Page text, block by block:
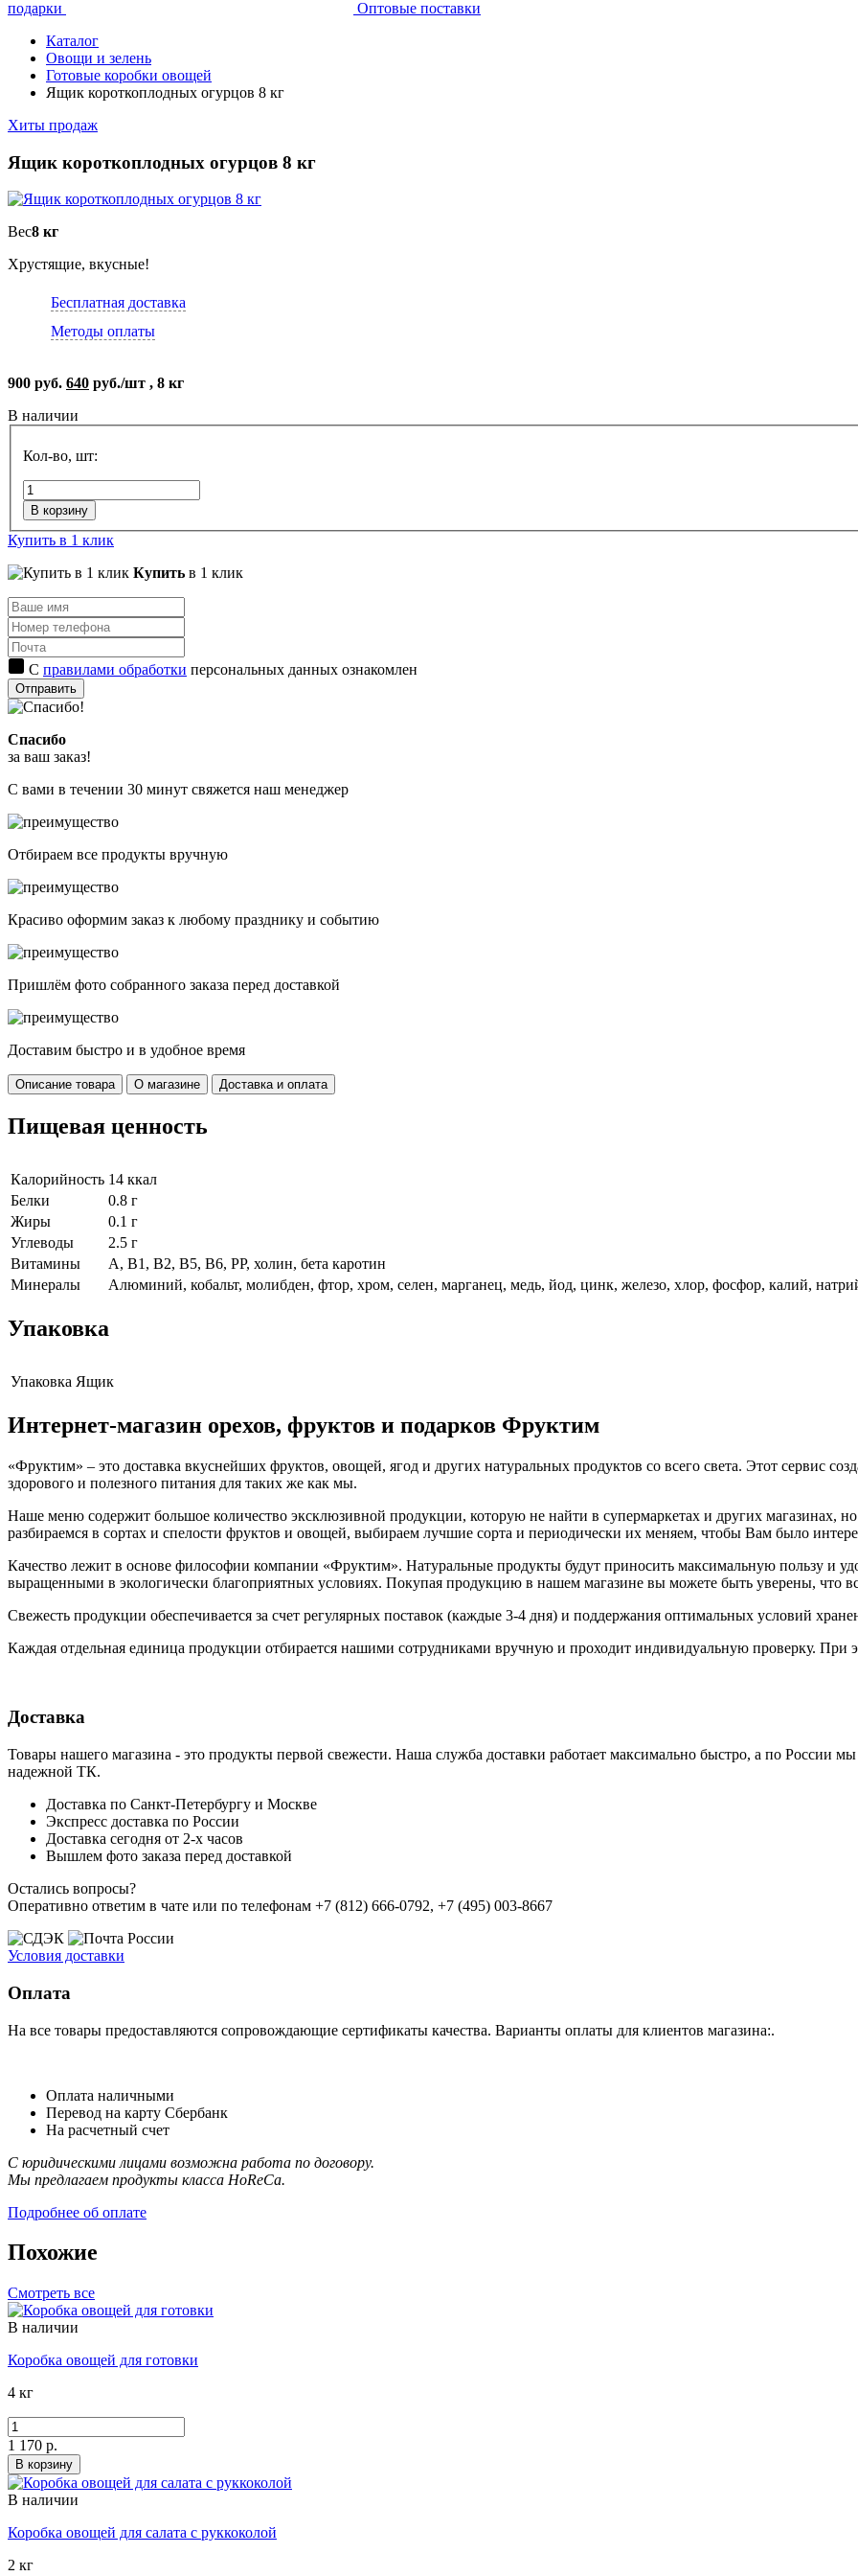
подарки
Оптовые поставки
Каталог
Овощи и зелень
Готовые коробки овощей
Ящик короткоплодных огурцов 8 кг
Хиты продаж
Ящик короткоплодных огурцов 8 кг
Вес8 кг
Хрустящие, вкусные!
Бесплатная доставка
Методы оплаты
900 руб. 640 руб./шт , 8 кг
В наличии
Кол-во, шт:
В корзину
Купить в 1 клик
Купить в 1 клик
С правилами обработки персональных данных ознакомлен
Отправить
Спасибо
за ваш заказ!
С вами в течении 30 минут свяжется наш менеджер
Отбираем все продукты вручную
Красиво оформим заказ к любому празднику и событию
Пришлём фото собранного заказа перед доставкой
Доставим быстро и в удобное время
Описание товара О магазине Доставка и оплата
Пищевая ценность
Калорийность 14 ккал
Белки
0.8 г
Жиры
0.1 г
Углеводы
2.5 г
Витамины
А, B1, В2, В5, В6, РР, холин, бета каротин
Минералы
Алюминий, кобальт, молибден, фтор, хром, селен, марганец, медь, йод, цинк, железо, хлор, фосфор, калий,
Упаковка
Упаковка Ящик
Интернет-магазин орехов, фруктов и подарков Фруктим
«Фруктим» – это доставка вкуснейших фруктов, овощей, ягод и других натуральных продуктов со всего света. Этот сервис
здорового и полезного питания для таких же как мы.
Наше меню содержит большое количество эксклюзивной продукции, которую не найти в супермаркетах и других магазинах,
разбираемся в сортах и спелости фруктов и овощей, выбираем лучшие сорта и периодически их меняем, чтобы Вам было
Качество лежит в основе философии компании «Фруктим». Натуральные продукты будут приносить максимальную пользу и
выращенными в экологически благоприятных условиях. Покупая продукцию в нашем магазине вы можете быть уверены, что
Свежесть продукции обеспечивается за счет регулярных поставок (каждые 3-4 дня) и поддержания оптимальных условий
Каждая отдельная единица продукции отбирается нашими сотрудниками вручную и проходит индивидуальную проверку. При
Доставка
Товары нашего магазина - это продукты первой свежести. Наша служба доставки работает максимально быстро, а по России
надежной ТК.
Доставка по Санкт-Петербургу и Москве
Экспресс доставка по России
Доставка сегодня от 2-х часов
Вышлем фото заказа перед доставкой
Остались вопросы?
Оперативно ответим в чате или по телефонам +7 (812) 666-0792, +7 (495) 003-8667
Условия доставки
Оплата
На все товары предоставляются сопровождающие сертификаты качества. Варианты оплаты для клиентов магазина:.
Оплата наличными
Перевод на карту Сбербанк
На расчетный счет
С юридическими лицами возможна работа по договору.
Мы предлагаем продукты класса HoReCa.
Подробнее об оплате
Похожие
Смотреть все
В наличии
Коробка овощей для готовки
4 кг
1 170 р.
В корзину
В наличии
Коробка овощей для салата с руккоколой
2 кг